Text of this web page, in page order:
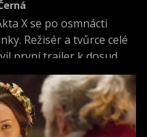
X se po osmnácti
Režisér a tvůrce celé
první trailer k dosud
Akta X: Chci uvěřit.